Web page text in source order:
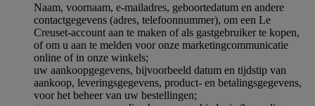
Naam, voornaam, e-mailadres, geboortedatum en andere
contactgegevens (adres, telefoonnummer), om een Le
Creuset-account aan te maken of als gastgebruiker te kopen,
of om u aan te melden voor onze marketingcommunicatie
online of in onze winkels;
uw aankoopgegevens, bijvoorbeeld datum en tijdstip van
aankoop, leveringsgegevens, product- en betalingsgegevens,
voor het beheer van uw bestellingen;